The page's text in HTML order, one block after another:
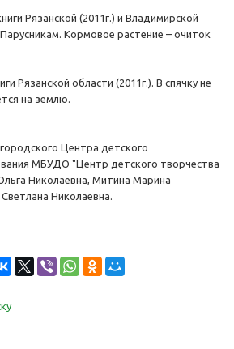
Рязанской (2011г.) и Владимирской
Кормовое растение – очиток
Рязанской области (2011г.). В спячку не
на землю.
Центра детского
МБУДО "Центр детского творчества
Николаевна, Митина Марина
Николаевна.